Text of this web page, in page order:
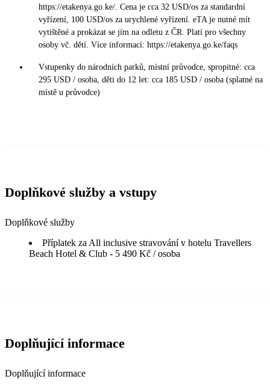
https://etakenya.go.ke/. Cena je cca 32 USD/os za standardní
vyřízení, 100 USD/os za urychlené vyřízení. eTA je nutné mít
vytištěné a prokázat se jím na odletu z ČR. Platí pro všechny
osoby vč. dětí. Více informací: https://etakenya.go.ke/faqs
Vstupenky do národních parků, místní průvodce, spropitné: cca
295 USD / osoba, děti do 12 let: cca 185 USD / osoba (splatné na
místě u průvodce)
Doplňkové služby a vstupy
Doplňkové služby
Příplatek za All inclusive stravování v hotelu Travellers
Beach Hotel & Club - 5 490 Kč / osoba
Doplňující informace
Doplňující informace